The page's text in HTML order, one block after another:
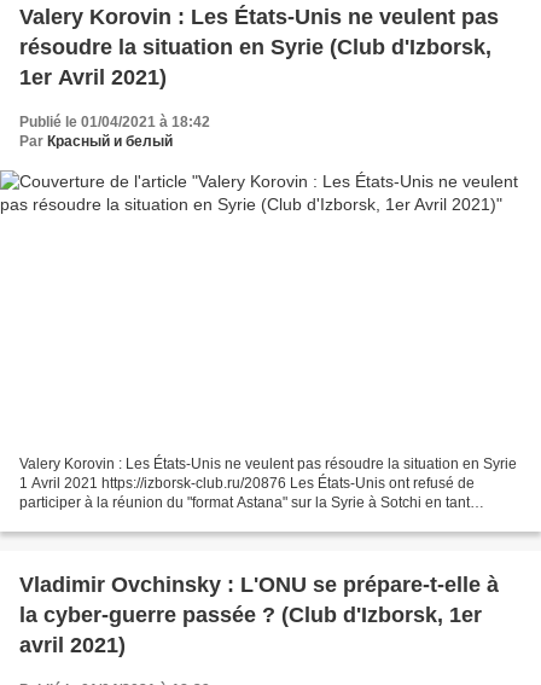
Valery Korovin : Les États-Unis ne veulent pas
résoudre la situation en Syrie (Club d'Izborsk,
1er Avril 2021)
Publié le 01/04/2021 à 18:42
Par Красный и белый
Valery Korovin : Les États-Unis ne veulent pas résoudre la situation en Syrie
1 Avril 2021 https://izborsk-club.ru/20876 Les États-Unis ont refusé de
participer à la réunion du "format Astana" sur la Syrie à Sotchi en tant
Vladimir Ovchinsky : L'ONU se prépare-t-elle à
la cyber-guerre passée ? (Club d'Izborsk, 1er
avril 2021)